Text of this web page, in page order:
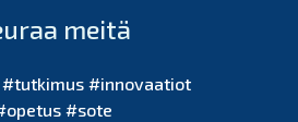
meitä
#innovaatiot
#sote